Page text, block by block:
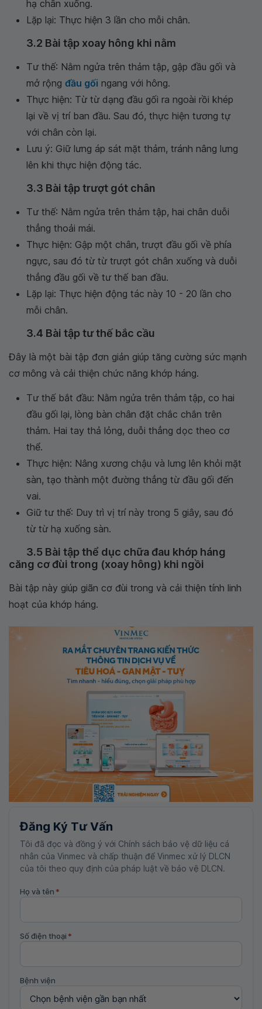
hạ chân xuống.
Lặp lại: Thực hiện 3 lần cho mỗi chân.
3.2 Bài tập xoay hông khi nằm
Tư thế: Nằm ngửa trên thảm tập, gập đầu gối và
mở rộng đầu gối ngang với hông.
Thực hiện: Từ từ dạng đầu gối ra ngoài rồi khép
lại về vị trí ban đầu. Sau đó, thực hiện tương tự
với chân còn lại.
Lưu ý: Giữ lưng áp sát mặt thảm, tránh nâng lưng
lên khi thực hiện động tác.
3.3 Bài tập trượt gót chân
Tư thế: Nằm ngửa trên thảm tập, hai chân duỗi
thẳng thoải mái.
Thực hiện: Gập một chân, trượt đầu gối về phía
ngực, sau đó từ từ trượt gót chân xuống và duỗi
thẳng đầu gối về tư thế ban đầu.
Lặp lại: Thực hiện động tác này 10 - 20 lần cho
mỗi chân.
3.4 Bài tập tư thế bắc cầu
Đây là một bài tập đơn giản giúp tăng cường sức mạnh
cơ mông và cải thiện chức năng khớp háng.
Tư thế bắt đầu: Nằm ngửa trên thảm tập, co hai
đầu gối lại, lòng bàn chân đặt chắc chắn trên
thảm. Hai tay thả lỏng, duỗi thẳng dọc theo cơ
thể.
Thực hiện: Nâng xương chậu và lưng lên khỏi mặt
sàn, tạo thành một đường thẳng từ đầu gối đến
vai.
Giữ tư thế: Duy trì vị trí này trong 5 giây, sau đó
từ từ hạ xuống sàn.
3.5 Bài tập thể dục chữa đau khớp háng
căng cơ đùi trong (xoay hông) khi ngồi
Bài tập này giúp giãn cơ đùi trong và cải thiện tính linh
hoạt của khớp háng.
Đăng Ký Tư Vấn
Tôi đã đọc và đồng ý với Chính sách bảo vệ dữ liệu cá
nhân của Vinmec và chấp thuận để Vinmec xử lý DLCN
của tôi theo quy định của pháp luật về bảo vệ DLCN.
Họ và tên *
Số điện thoại *
Bệnh viện